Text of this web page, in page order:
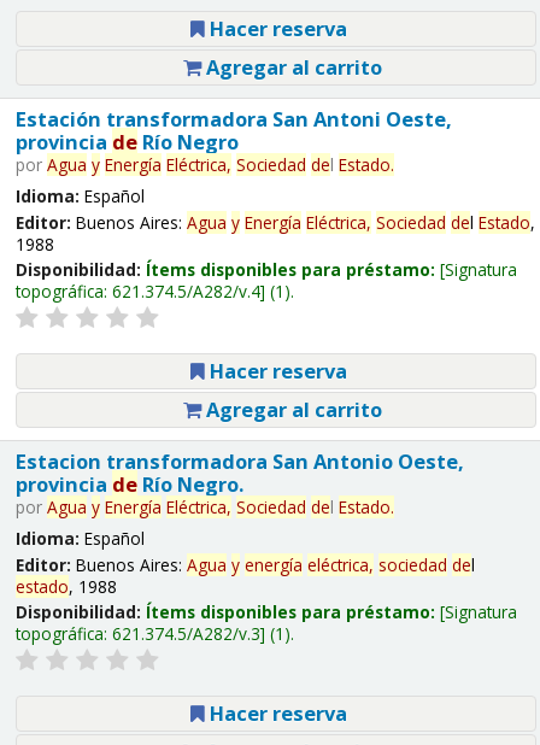
Hacer reserva
Agregar al carrito
Estación transformadora San Antoni Oeste,
provincia deRío Negro
por Agua y Energía Eléctrica, Sociedad del Estado.
Idioma: Español
Editor: Buenos Aires: Agua y Energía Eléctrica, Sociedad del Estado,
1988
Disponibilidad: Ítems disponibles para préstamo: Signatura
topográfica: 621.374.5/A282/v.4 (1).
Hacer reserva
Agregar al carrito
Estacion transformadora San Antonio Oeste,
provincia deRío Negro.
por Agua y Energía Eléctrica, Sociedad del Estado.
Idioma: Español
Editor: Buenos Aires: Agua y energía eléctrica, sociedad del
estado, 1988
Disponibilidad: Ítems disponibles para préstamo: Signatura
topográfica: 621.374.5/A282/v.3 (1).
Hacer reserva